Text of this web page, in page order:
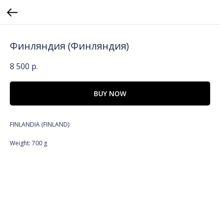
Финляндия (Финляндия)
8 500 р.
BUY NOW
FINLANDIA (FINLAND)
Weight: 700 g